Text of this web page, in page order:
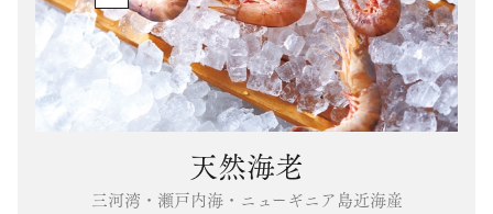
天然海老
三河湾・瀬戸内海・ニューギニア島近海産